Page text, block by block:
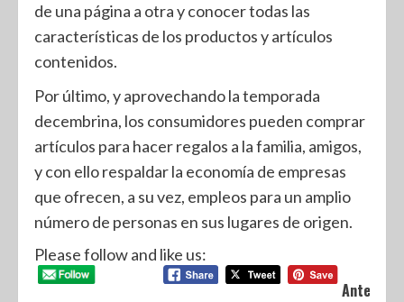
de una página a otra y conocer todas las
características de los productos y artículos
contenidos.
Por último, y aprovechando la temporada
decembrina, los consumidores pueden comprar
artículos para hacer regalos a la familia, amigos,
y con ello respaldar la economía de empresas
que ofrecen, a su vez, empleos para un amplio
número de personas en sus lugares de origen.
Please follow and like us:
Anterior: